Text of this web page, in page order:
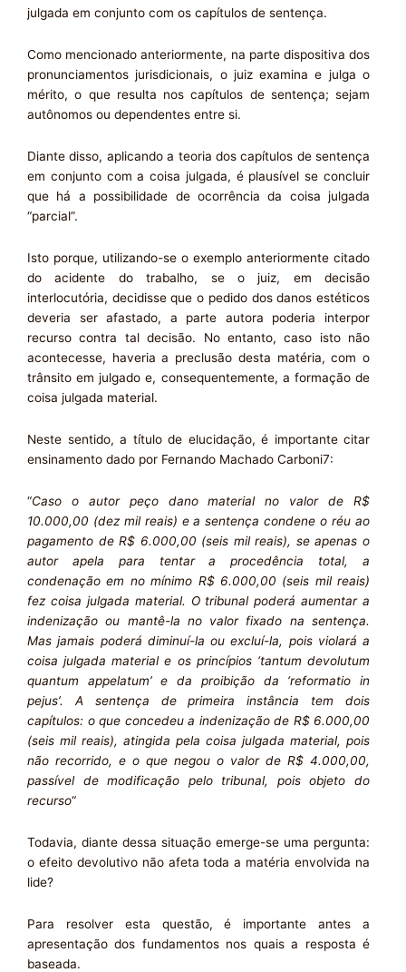
julgada em conjunto com os capítulos de sentença.
Como mencionado anteriormente, na parte dispositiva dos
pronunciamentos jurisdicionais, o juiz examina e julga o
mérito, o que resulta nos capítulos de sentença; sejam
autônomos ou dependentes entre si.
Diante disso, aplicando a teoria dos capítulos de sentença
em conjunto com a coisa julgada, é plausível se concluir
que há a possibilidade de ocorrência da coisa julgada
“parcial”.
Isto porque, utilizando-se o exemplo anteriormente citado
do acidente do trabalho, se o juiz, em decisão
interlocutória, decidisse que o pedido dos danos estéticos
deveria ser afastado, a parte autora poderia interpor
recurso contra tal decisão. No entanto, caso isto não
acontecesse, haveria a preclusão desta matéria, com o
trânsito em julgado e, consequentemente, a formação de
coisa julgada material.
Neste sentido, a título de elucidação, é importante citar
ensinamento dado por Fernando Machado Carboni7:
“Caso o autor peço dano material no valor de R$
10.000,00 (dez mil reais) e a sentença condene o réu ao
pagamento de R$ 6.000,00 (seis mil reais), se apenas o
autor apela para tentar a procedência total, a
condenação em no mínimo R$ 6.000,00 (seis mil reais)
fez coisa julgada material. O tribunal poderá aumentar a
indenização ou mantê-la no valor fixado na sentença.
Mas jamais poderá diminuí-la ou excluí-la, pois violará a
coisa julgada material e os princípios ‘tantum devolutum
quantum appelatum’ e da proibição da ‘reformatio in
pejus’. A sentença de primeira instância tem dois
capítulos: o que concedeu a indenização de R$ 6.000,00
(seis mil reais), atingida pela coisa julgada material, pois
não recorrido, e o que negou o valor de R$ 4.000,00,
passível de modificação pelo tribunal, pois objeto do
recurso“
Todavia, diante dessa situação emerge-se uma pergunta:
o efeito devolutivo não afeta toda a matéria envolvida na
lide?
Para resolver esta questão, é importante antes a
apresentação dos fundamentos nos quais a resposta é
baseada.